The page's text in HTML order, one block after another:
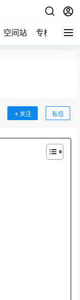
空间站 专栏
关注 私信